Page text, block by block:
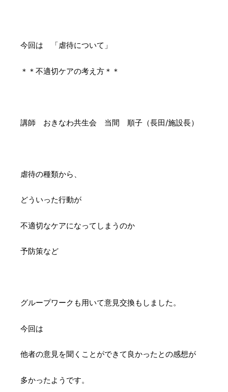
今回は 「虐待について」
＊＊不適切ケアの考え方＊＊
講師 おきなわ共生会 当間 順子（長田/施設長）
虐待の種類から、
どういった行動が
不適切なケアになってしまうのか
予防策など
グループワークも用いて意見交換もしました。
今回は
他者の意見を聞くことができて良かったとの感想が
多かったようです。